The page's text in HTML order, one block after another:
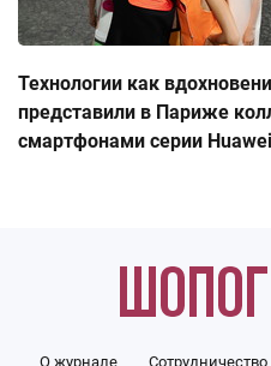
Технологии как
представили в Париже
смартфонами серии
О журнале Сотрудничество